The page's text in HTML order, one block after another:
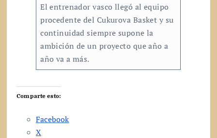
El entrenador vasco llegó al equipo
procedente del Cukurova Basket y su
continuidad siempre supone la
ambición de un proyecto que año a
año va a más.
Comparte esto:
Facebook
X